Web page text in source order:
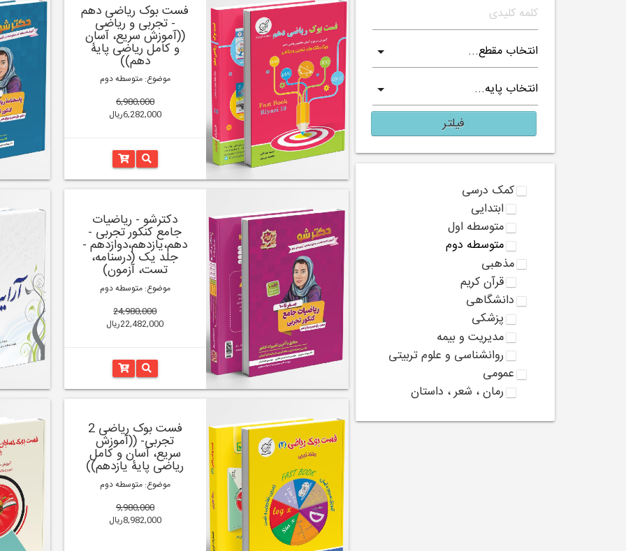
فیلتر
کمک درسی
ابتدایی
متوسطه اول
متوسطه دوم
مذهبی
قرآن کریم
دانشگاهی
پزشکی
مدیریت و بیمه
روانشناسی و علوم تربیتی
عمومی
رمان ، شعر ، داستان
فست بوک ریاضی دهم
- تجربی و ریاضی
((آموزش سریع، آسان
و کامل ریاضی پایۀ
دهم))
موضوع: متوسطه دوم
6,980,000
6,282,000ریال
دکترشو - ریاضیات
جامع کنکور تجربی -
دهم،یازدهم،دوازدهم -
جلد یک (درسنامه،
تست، آزمون)
موضوع: متوسطه دوم
24,980,000
22,482,000ریال
فست بوک ریاضی 2
تجربی- ((آموزش
سریع، آسان و کامل
ریاضی پایۀ یازدهم))
موضوع: متوسطه دوم
9,980,000
8,982,000ریال